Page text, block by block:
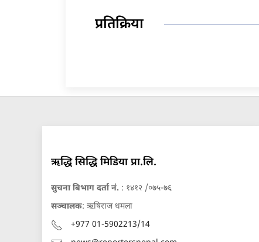
प्रतिक्रिया
ऋद्धि सिद्धि मिडिया प्रा.लि.
सुचना बिभाग दर्ता नं. : १४१२ /०७५-७६
सञ्चालक: ऋषिराज धमला
+977 01-5902213/14